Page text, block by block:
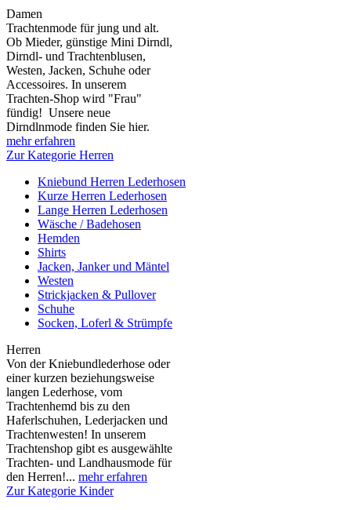
Damen
Trachtenmode für jung und alt.
Ob Mieder, günstige Mini Dirndl,
Dirndl- und Trachtenblusen,
Westen, Jacken, Schuhe oder
Accessoires. In unserem
Trachten-Shop wird "Frau"
fündig! Unsere neue
Dirndlnmode finden Sie hier.
mehr erfahren
Zur Kategorie Herren
Kniebund Herren Lederhosen
Kurze Herren Lederhosen
Lange Herren Lederhosen
Wäsche / Badehosen
Hemden
Shirts
Jacken, Janker und Mäntel
Westen
Strickjacken & Pullover
Schuhe
Socken, Loferl & Strümpfe
Herren
Von der Kniebundlederhose oder
einer kurzen beziehungsweise
langen Lederhose, vom
Trachtenhemd bis zu den
Haferlschuhen, Lederjacken und
Trachtenwesten! In unserem
Trachtenshop gibt es ausgewählte
Trachten- und Landhausmode für
den Herren!... mehr erfahren
Zur Kategorie Kinder